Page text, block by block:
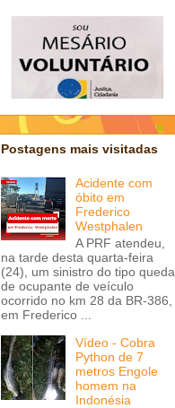
Postagens mais visitadas
Acidente com
óbito em
Frederico
Westphalen
A PRF atendeu,
na tarde desta quarta-feira
(24), um sinistro do tipo queda
de ocupante de veículo
ocorrido no km 28 da BR-386,
em Frederico ...
Vídeo - Cobra
Python de 7
metros Engole
homem na
Indonésia